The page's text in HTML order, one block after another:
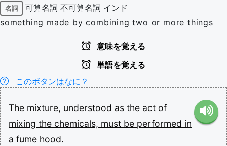
名詞 可算名詞 不可算名詞 インド
something made by combining two or more things
意味を覚える
単語を覚える
このボタンはなに？
The mixture, understood as the act of
mixing the chemicals, must be performed in
a fume hood.